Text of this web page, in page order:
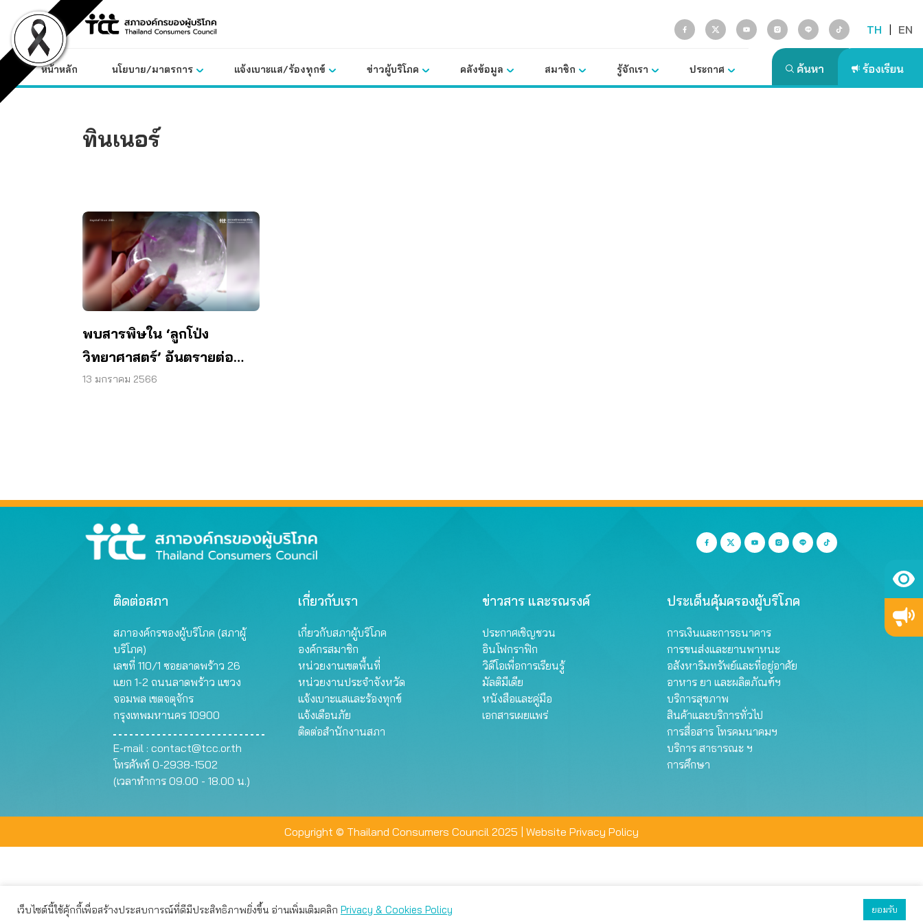
content
TH | EN
หน้าหลัก นโยบาย/มาตรการ แจ้งเบาะแส/ร้องทุกข์ ข่าวผู้บริโภค คลังข้อมูล สมาชิก รู้จักเรา ประกาศ
ทินเนอร์
พบสารพิษใน ‘ลูกโป่ง
วิทยาศาสตร์’ อันตรายต่อ
สุขภาพผู้บริโภค
13 มกราคม 2566
ติดต่อสภา
สภาองค์กรของผู้บริโภค (สภาผู้
บริโภค)
เลขที่ 110/1 ซอยลาดพร้าว 26
แยก 1-2 ถนนลาดพร้าว แขวง
จอมพล เขตจตุจักร
กรุงเทพมหานคร 10900
E-mail : contact@tcc.or.th
โทรศัพท์ 0-2938-1502
(เวลาทำการ 09.00 - 18.00 น.)
เกี่ยวกับเรา
เกี่ยวกับสภาผู้บริโภค
องค์กรสมาชิก
หน่วยงานเขตพื้นที่
หน่วยงานประจำจังหวัด
แจ้งเบาะแสและร้องทุกข์
แจ้งเตือนภัย
ติดต่อสำนักงานสภา
ข่าวสาร และรณรงค์
ประกาศเชิญชวน
อินโฟกราฟิก
วิดีโอเพื่อการเรียนรู้
มัลติมีเดีย
หนังสือและคู่มือ
เอกสารเผยแพร่
ประเด็นคุ้มครองผู้บริโภค
การเงินและการธนาคาร
การขนส่งและยานพาหนะ
อสังหาริมทรัพย์และที่อยู่อาศัย
อาหาร ยา และผลิตภัณฑ์ฯ
บริการสุขภาพ
สินค้าและบริการทั่วไป
การสื่อสาร โทรคมนาคมฯ
บริการ สาธารณะ ฯ
การศึกษา
Copyright © Thailand Consumers Council 2025 | Website Privacy Policy
เว็บไซต์นี้ใช้คุ้กกี้เพื่อสร้างประสบการณ์ที่ดีมีประสิทธิภาพยิ่งขึ้น อ่านเพิ่มเติมคลิก Privacy & Cookies Policy ยอมรับ
เว็บไซต์นี้ใช้คุกกี้เพื่อมอบประสบการณ์การใช้งานที่ดีให้แก่ท่าน คุณสามารถเลือกตั้งค่าความเป็นส่วนตัวได้